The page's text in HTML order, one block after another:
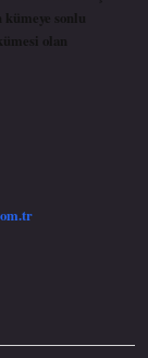
sonlu
olan